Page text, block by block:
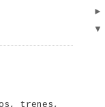
trenes,
►
▼